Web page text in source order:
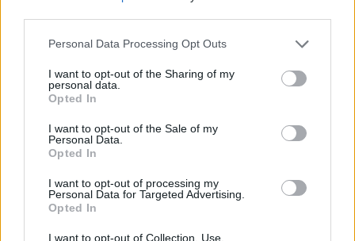
Personal Data Processing Opt Outs
I want to opt-out of the Sharing of my
personal data.
Opted In
I want to opt-out of the Sale of my
Personal Data.
Opted In
I want to opt-out of processing my
Personal Data for Targeted Advertising.
Opted In
I want to opt-out of Collection, Use,
Colheita de sangue regressa ao
Hospital Sousa Martins durante o mês
de agosto
DESTAQUES